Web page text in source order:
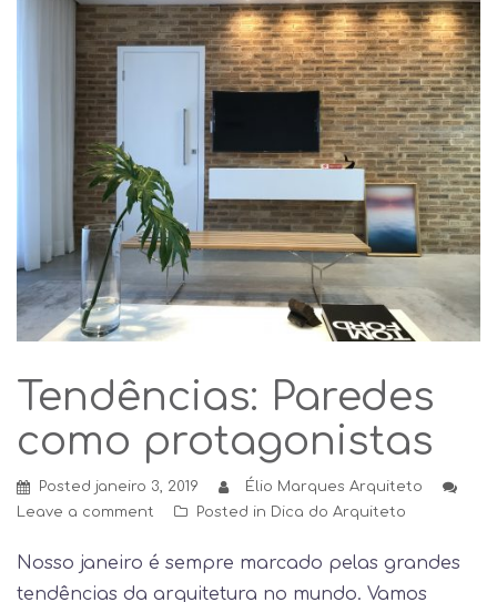
Tendências: Paredes
como protagonistas
Posted janeiro 3, 2019
Élio Marques Arquiteto
Leave a comment
Posted in Dica do Arquiteto
Nosso janeiro é sempre marcado pelas grandes
tendências da arquitetura no mundo. Vamos